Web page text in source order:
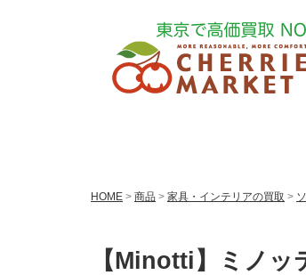
HOME > 商品 > 家具・インテリアの買取 >
【Minotti】ミノ